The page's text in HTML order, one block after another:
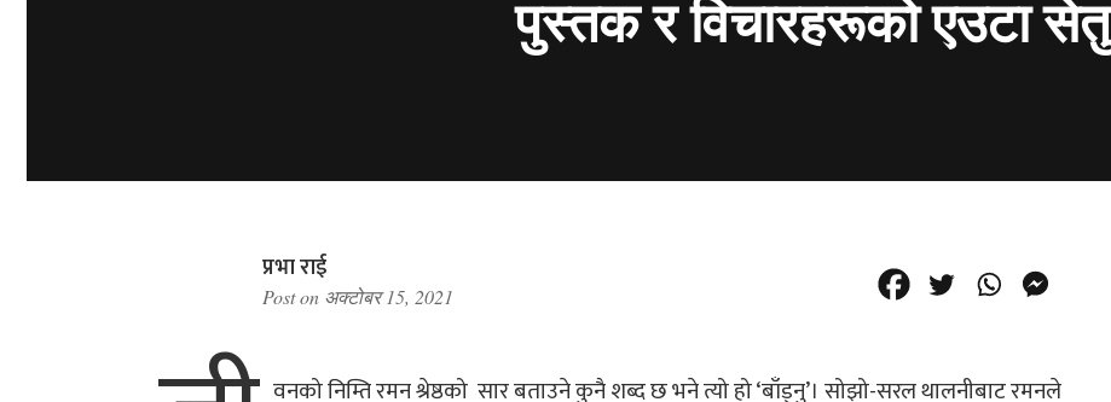
पुस्तक र विचारहरूको एउटा सेतु
प्रभा राई
Post on अक्टोबर 15, 2021
वनको निम्ति रमन श्रेष्ठको सार बताउने कुनै शब्द छ भने त्यो हो ‘बाँड्नु’। सोझो-सरल थालनीबाट रमनले